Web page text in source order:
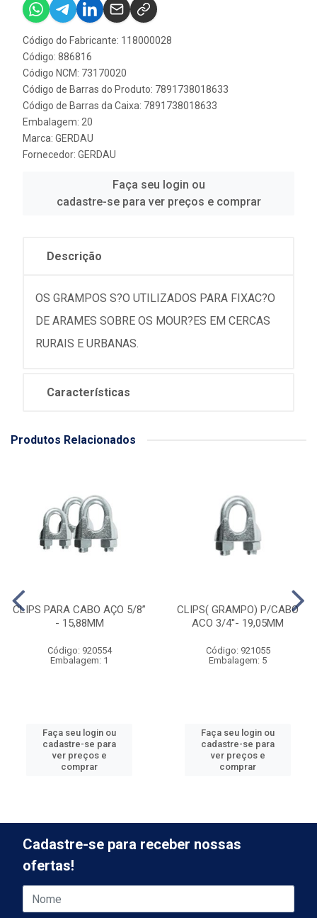
Código do Fabricante: 118000028
Código: 886816
Código NCM: 73170020
Código de Barras do Produto: 7891738018633
Código de Barras da Caixa: 7891738018633
Embalagem: 20
Marca: GERDAU
Fornecedor: GERDAU
Faça seu login ou
cadastre-se para ver preços e comprar
Descrição
OS GRAMPOS S?O UTILIZADOS PARA FIXAC?O
DE ARAMES SOBRE OS MOUR?ES EM CERCAS
RURAIS E URBANAS.
Características
Produtos Relacionados
CLIPS PARA CABO AÇO 5/8”
- 15,88MM
Código: 920554
Embalagem: 1
Faça seu login ou
cadastre-se para
ver preços e
comprar
CLIPS( GRAMPO) P/CABO
ACO 3/4''- 19,05MM
Código: 921055
Embalagem: 5
Faça seu login ou
cadastre-se para
ver preços e
comprar
Cadastre-se para receber nossas
ofertas!